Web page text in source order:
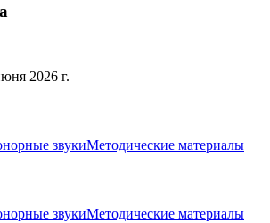
2026 г.
звукиМетодические материалы
звукиМетодические материалы